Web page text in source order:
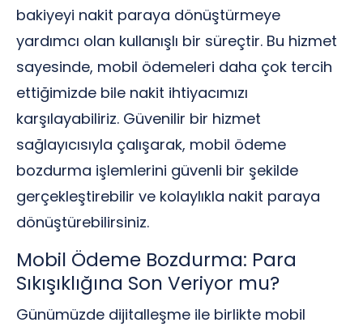
bakiyeyi nakit paraya dönüştürmeye
yardımcı olan kullanışlı bir süreçtir. Bu hizmet
sayesinde, mobil ödemeleri daha çok tercih
ettiğimizde bile nakit ihtiyacımızı
karşılayabiliriz. Güvenilir bir hizmet
sağlayıcısıyla çalışarak, mobil ödeme
bozdurma işlemlerini güvenli bir şekilde
gerçekleştirebilir ve kolaylıkla nakit paraya
dönüştürebilirsiniz.
Mobil Ödeme Bozdurma: Para
Sıkışıklığına Son Veriyor mu?
Günümüzde dijitalleşme ile birlikte mobil